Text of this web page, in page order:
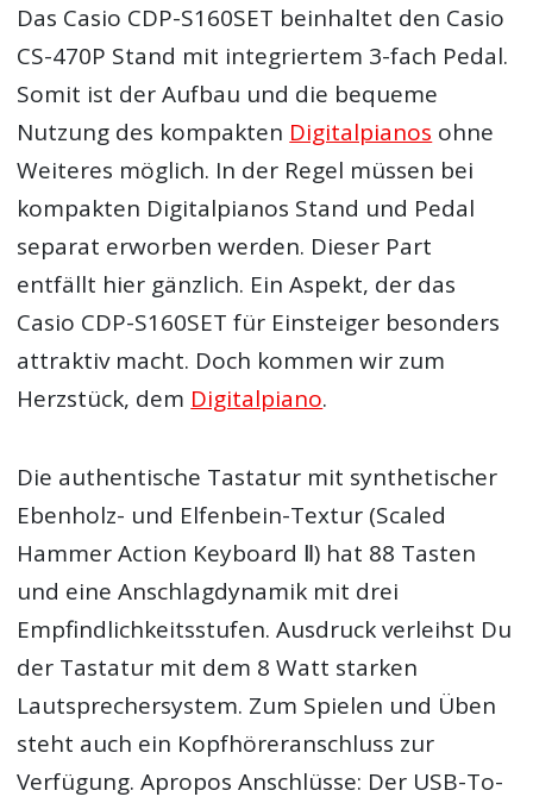
Das Casio CDP-S160SET beinhaltet den Casio
CS-470P Stand mit integriertem 3-fach Pedal.
Somit ist der Aufbau und die bequeme
Nutzung des kompakten Digitalpianos ohne
Weiteres möglich. In der Regel müssen bei
kompakten Digitalpianos Stand und Pedal
separat erworben werden. Dieser Part
entfällt hier gänzlich. Ein Aspekt, der das
Casio CDP-S160SET für Einsteiger besonders
attraktiv macht. Doch kommen wir zum
Herzstück, dem Digitalpiano.
Die authentische Tastatur mit synthetischer
Ebenholz- und Elfenbein-Textur (Scaled
Hammer Action Keyboard Ⅱ) hat 88 Tasten
und eine Anschlagdynamik mit drei
Empfindlichkeitsstufen. Ausdruck verleihst Du
der Tastatur mit dem 8 Watt starken
Lautsprechersystem. Zum Spielen und Üben
steht auch ein Kopfhöreranschluss zur
Verfügung. Apropos Anschlüsse: Der USB-To-